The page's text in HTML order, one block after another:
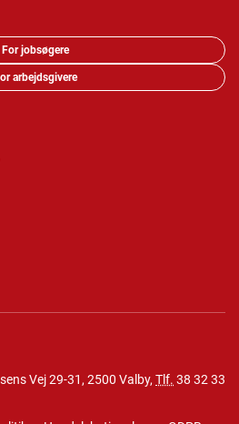
For jobsøgere
arbejdsgivere
Vej 29-31, 2500 Valby, Tlf. 38 32 33